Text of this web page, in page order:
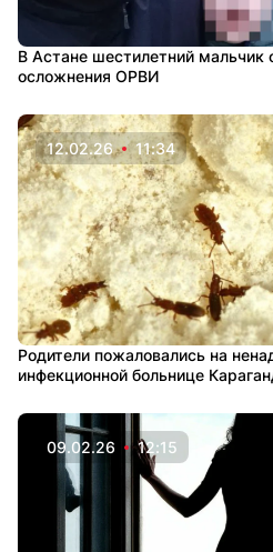
В Астане шестилетний мальчик
осложнения ОРВИ
12.02.26 11:34
Родители пожаловались на
инфекционной больнице
09.02.26 12:15